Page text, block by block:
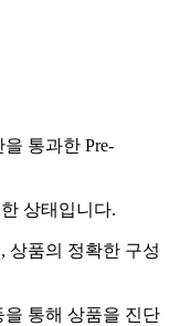
통과한 Pre-
상태입니다.
상품의 정확한 구성
통해 상품을 진단